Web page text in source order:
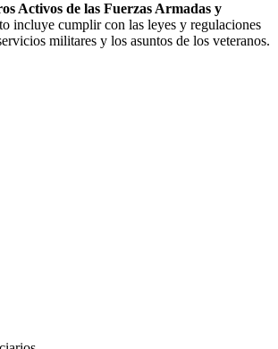
Activos de las Fuerzas Armadas y
incluye cumplir con las leyes y regulaciones
militares y los asuntos de los veteranos.